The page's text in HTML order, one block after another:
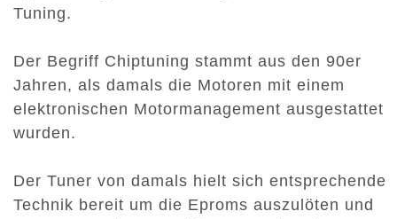
Tuning.
Der Begriff Chiptuning stammt aus den 90er
Jahren, als damals die Motoren mit einem
elektronischen Motormanagement ausgestattet
wurden.
Der Tuner von damals hielt sich entsprechende
Technik bereit um die Eproms auszulöten und